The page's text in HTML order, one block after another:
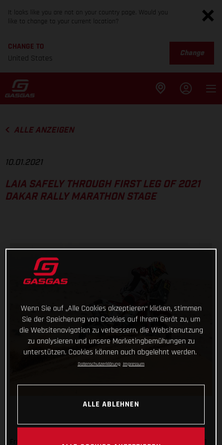
It looks like you are not on your country page. Would you
like to change to your current location?
CHANGE TO
United States
Change
ALLE ANZEIGEN
10.01.2021
LAIA SAFELY THROUGH FIRST LEG OF 2021
DAKAR RALLY MARATHON STAGE
From a day off, having reached the mid-way point of the 2021
Wenn Sie auf „Alle Cookies akzeptieren“ klicken, stimmen
Sie der Speicherung von Cookies auf Ihrem Gerät zu, um
die Websitenavigation zu verbessern, die Websitenutzung
zu analysieren und unsere Marketingbemühungen zu
unterstützen. Cookies können auch abgelehnt werden.
Datenschutzerklärung Impressum
ALLE ABLEHNEN